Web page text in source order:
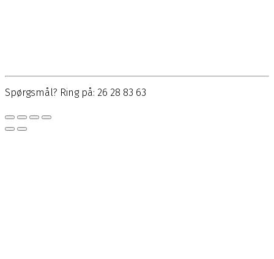
Spørgsmål? Ring på: 26 28 83 63